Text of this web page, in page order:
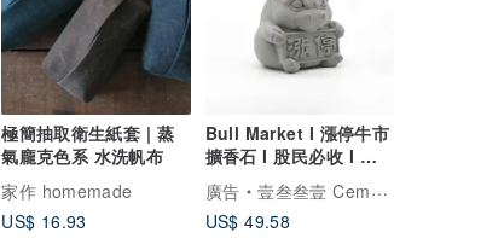
極簡抽取衛生紙套 | 蒸
氣龐克色系 水洗帆布
家作 homemade
US$ 16.93
Bull Market I 漲停牛市
擴香石 I 股民必收 I 附
精油 I 馬年開運
廣告
壹叁叁壹 Cementer No.1331
US$ 49.58